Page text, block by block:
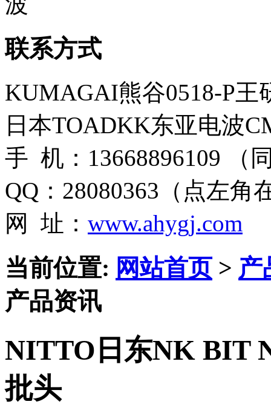
联系方式
KUMAGAI熊谷0518-P王
日本TOADKK东亚电波
手 机：13668896109 （
QQ：28080363（点左角
网 址： www.ahygj.com
当前位置: 网站首页> 产
产品资讯
NITTO日东NK BIT
批头